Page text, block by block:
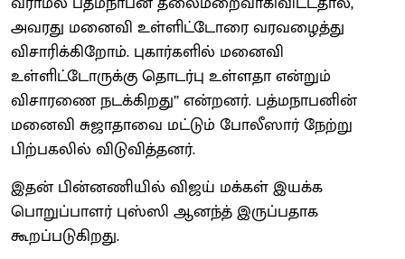
அவரது மனைவி உள்ளிட்டோரை வரவழைத்து
விசாரிக்கிறோம். புகார்களில் மனைவி
உள்ளிட்டோருக்கு தொடர்பு உள்ளதா என்றும்
விசாரணை நடக்கிறது’’ என்றனர். பத்மநாபனின்
மனைவி சுஜாதாவை மட்டும் போலீஸார் நேற்று
பிற்பகலில் விடுவித்தனர்.
இதன் பின்னணியில் விஜய் மக்கள் இயக்க
பொறுப்பாளர் புஸ்ஸி ஆனந்த் இருப்பதாக
கூறப்படுகிறது.